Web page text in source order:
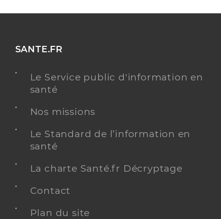
SANTE.FR
Le Service public d'information en
santé
Nos missions
Le Standard de l’information en
santé
La charte Santé.fr Décryptage
Contact
Plan du site